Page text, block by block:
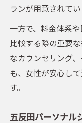
ランが用意されてい
一方で、料金体系
比較する際の重要
なカウンセリング
も、女性が安心し
す。
五反田パーソナル